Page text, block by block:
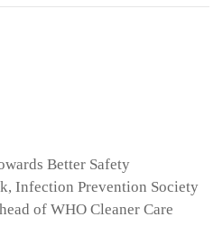
Better Safety
Infection Prevention Society
of WHO Cleaner Care